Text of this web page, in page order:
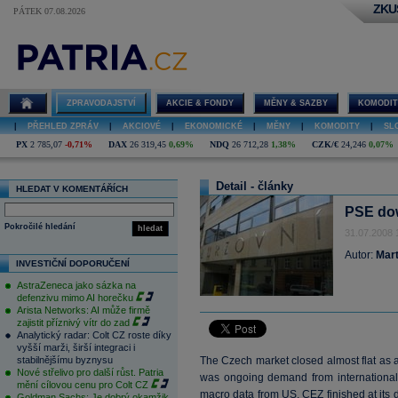
PÁTEK 07.08.2026
ZPRAVODAJSTVÍ AKCIE & FONDY MĚNY & SAZBY
PŘEHLED ZPRÁV AKCIOVÉ EKONOMICKÉ MĚNY KOMODITY
PX 2 785,07 -0,71% DAX 26 319,45 0,69% NDQ 26 712,28 1,38% CZK/€ 24,246 0,07%
HLEDAT V KOMENTÁŘÍCH
hledat
Pokročilé hledání
INVESTIČNÍ DOPORUČENÍ
AstraZeneca jako sázka na
defenzivu mimo AI horečku
Arista Networks: AI může firmě
zajistit příznivý vítr do zad
Analytický radar: Colt CZ roste díky
vyšší marži, širší integraci i
stabilnějšímu byznysu
Nové střelivo pro další růst. Patria
mění cílovou cenu pro Colt CZ
Detail - články
PSE
31.07.2008
Autor:
The Czech market closed almost flat as
was ongoing demand from
macro data from US. CEZ finished at